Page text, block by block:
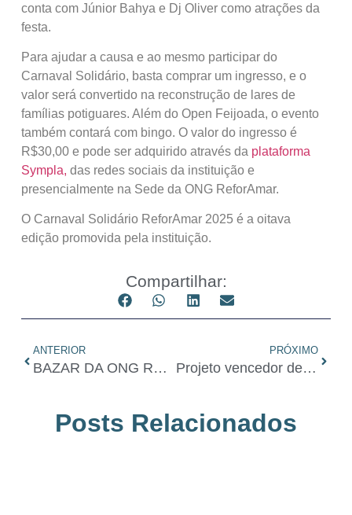
conta com Júnior Bahya e Dj Oliver como atrações da
festa.
Para ajudar a causa e ao mesmo participar do
Carnaval Solidário, basta comprar um ingresso, e o
valor será convertido na reconstrução de lares de
famílias potiguares. Além do Open Feijoada, o evento
também contará com bingo. O valor do ingresso é
R$30,00 e pode ser adquirido através da plataforma
Sympla, das redes sociais da instituição e
presencialmente na Sede da ONG ReforAmar.
O Carnaval Solidário ReforAmar 2025 é a oitava
edição promovida pela instituição.
Compartilhar:
ANTERIOR
BAZAR DA ONG REFORAMAR RETORNA COM NOVIDADES
PRÓXIMO
Projeto vencedor de prêmio do MDHC transforma vidas com reformas de casas em periferias brasileiras
Posts Relacionados